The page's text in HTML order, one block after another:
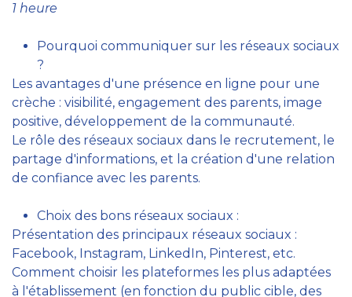
1 heure
Pourquoi communiquer sur les réseaux sociaux
?
Les avantages d'une présence en ligne pour une
crèche : visibilité, engagement des parents, image
positive, développement de la communauté.
Le rôle des réseaux sociaux dans le recrutement, le
partage d'informations, et la création d'une relation
de confiance avec les parents.
Choix des bons réseaux sociaux :
Présentation des principaux réseaux sociaux :
Facebook, Instagram, LinkedIn, Pinterest, etc.
Comment choisir les plateformes les plus adaptées
à l'établissement (en fonction du public cible, des